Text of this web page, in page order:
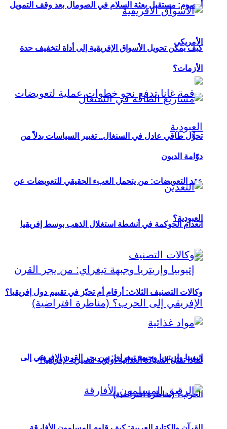
أوصوم: مستقبل بعثة السلام في الصومال بعد وقف التمويل
الأمريكي
عقد التعويضات: من يتحمل العبء الحقيقي للتعويضات عن
العبودية؟
إثيوبيا وإريتريا وجبهة تيغراي: من يجر القرن الإفريقي إلى
الحرب؟ (مناظرة افتراضية)
كيف يمكن تحويل الأسواق الإفريقية إلى أداة لتخفيف حدة
الأزمات؟
تحوُّل طاقي عادل في السنغال.. تغيير السياسات بدلاً من
دوّامة الديون
انعدام الحوكمة في أنشطة استغلال الذهب بوسط إفريقيا
وكالات التصنيف الثلاث: أرقام أم تحيّز في تقييم دول إفريقيا؟
لماذا تمثل السيادة الغذائية أولوية مصيرية لإفريقيا؟